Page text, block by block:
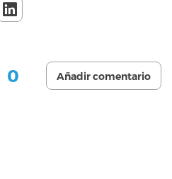
0 Añadir comentario